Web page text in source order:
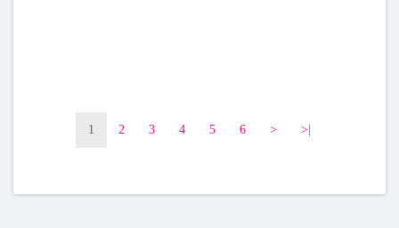
1 2 3 4 5 6 > >|